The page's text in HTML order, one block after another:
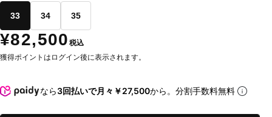
33 34 35
¥82,500 税込
獲得ポイントはログイン後に表示されます。
なら3回払いで月々￥27,500から。分割手数料無料